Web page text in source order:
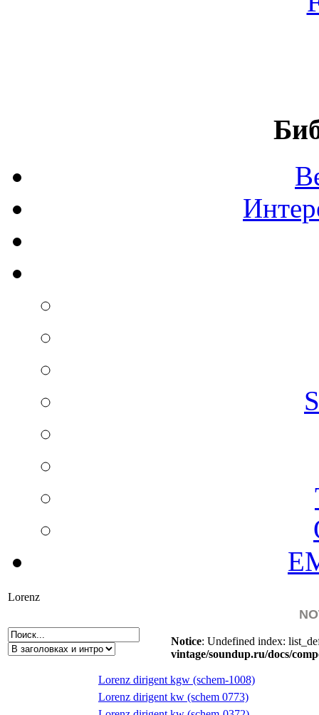
Lorenz
Notice: Undefined index:
vintage/soundup.ru/docs/
Lorenz dirigent kgw (schem-1008)
Lorenz dirigent kw (schem 0773)